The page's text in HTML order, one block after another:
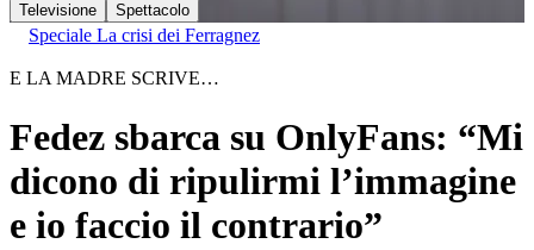
Televisione Spettacolo
Speciale La crisi dei Ferragnez
E LA MADRE SCRIVE…
Fedez sbarca su OnlyFans: “Mi
dicono di ripulirmi l’immagine
e io faccio il contrario”